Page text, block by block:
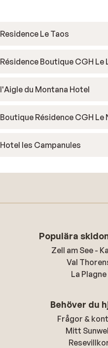
Residence Le Taos
Résidence Boutique CGH Le
l'Aigle du Montana Hotel
Boutique Résidence CGH Le
Hotel les Campanules
Populära
Zell am See -
Val
La Plagne
Behöver du
Frågor &
Mitt